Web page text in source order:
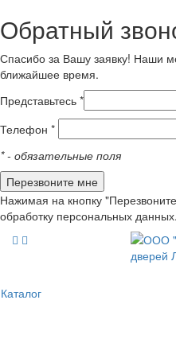
Обратный
Спасибо за Вашу заявку! Наши
ближайшее время.
Представьтесь *
Телефон *
*- обязательные поля
Нажимая на кнопку
обработку персональных данных.
Каталог